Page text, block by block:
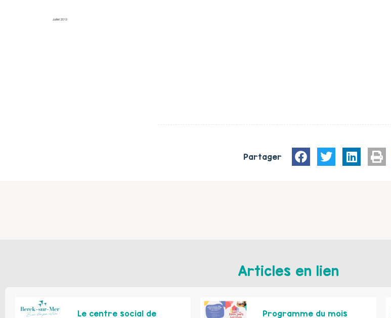
Partager
Articles en lien
Le centre social de
Programme du mois